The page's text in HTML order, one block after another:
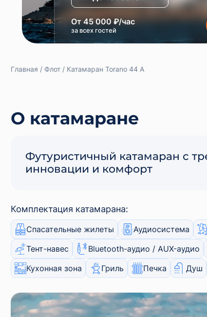
От 45 000 ₽/час
за всех гостей
Главная Флот Катамаран Torano 44 A
О катамаране
Футуристичный катамаран с
инновации и комфорт
Комплектация катамарана:
Спасательные жилеты Аудиосистема
Тент-навес
Bluetooth-аудио / AUX-аудио
Кухонная зона
Гриль Печка Душ